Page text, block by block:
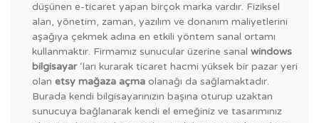
düşünen e-ticaret yapan birçok marka vardır. Fiziksel
alan, yönetim, zaman, yazılım ve donanım maliyetlerini
aşağıya çekmek adına en etkili yöntem sanal ortamı
kullanmaktır. Firmamız sunucular üzerine sanal windows
bilgisayar‘ları kurarak ticaret hacmi yüksek bir pazar yeri
olan etsy mağaza açma olanağı da sağlamaktadır.
Burada kendi bilgisayarınızın başına oturup uzaktan
sunucuya bağlanarak kendi el emeğiniz ve tasarımınız